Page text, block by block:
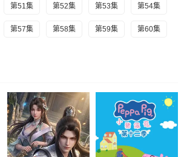
第51集 第52集 第53集 第54集
第57集 第58集 第59集 第60集